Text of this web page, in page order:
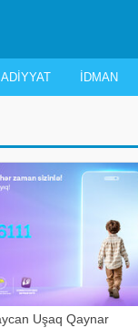
İDMAN
Uşaq Qaynar